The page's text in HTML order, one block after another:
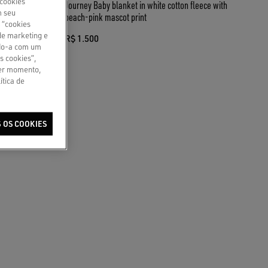
Journey Baby blanket in white cotton fleece with
peach-pink mascot print
R$ 1.500
seu
marketing e
a com um
cookies”,
momento,
de
OS COOKIES